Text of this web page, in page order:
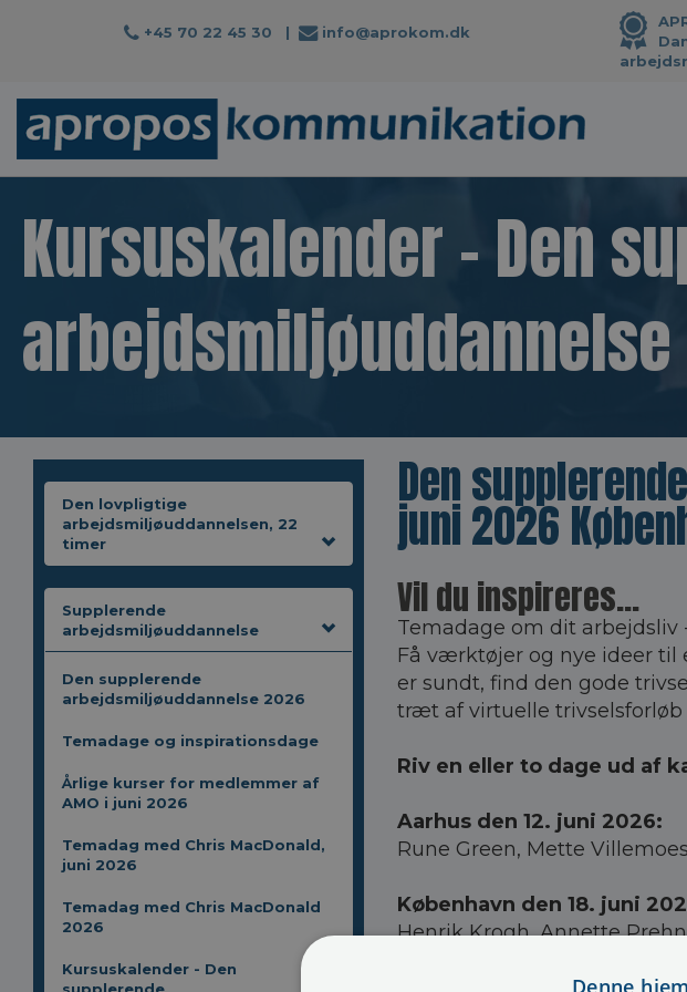
+45 70 22 45 30 | info@aprokom.dk
Kursuskalender - Den
Den lovpligtige
arbejdsmiljøuddannelsen, 22
timer
Supplerende
arbejdsmiljøuddannelse
Den supplerende
arbejdsmiljøuddannelse 2026
Temadage og inspirationsdage
Årlige kurser for medlemmer af
AMO i juni 2026
Temadag med Chris MacDonald,
juni 2026
Temadag med Chris MacDonald
2026
Kursuskalender - Den
Den
juni 2026
Vil du inspireres...
Temadage om dit
Få værktøjer og nye ideer
er sundt, find den gode
træt af virtuelle
Riv en eller to dage ud af
Aarhus den 12. juni 2026:
Rune Green, Mette
København den 18. juni
Henrik Krogh,Annette
Denne